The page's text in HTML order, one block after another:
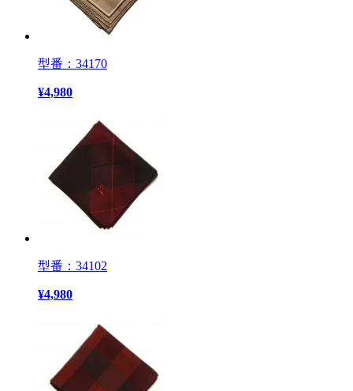
型番：34170
¥4,980
型番：34102
¥4,980